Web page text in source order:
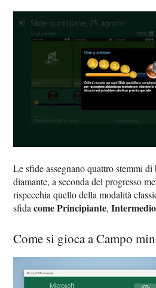
Le sfide assegnano quattro stemmi
diamante, a seconda del progresso
rispecchia quello della modalità
sfidacome Principiante,Intermedio
Come si gioca a Campo